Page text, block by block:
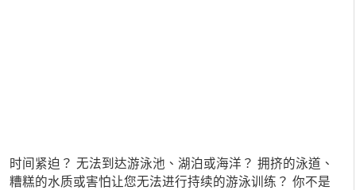
时间紧迫？ 无法到达游泳池、湖泊或海洋？ 拥挤的泳道、
糟糕的水质或害怕让您无法进行持续的游泳训练？ 你不是